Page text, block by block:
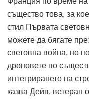
същество това, за
стил Първата
можете да бягате
световна война, но
дроновете по
интегрирането на
казва Дейв, ветеран